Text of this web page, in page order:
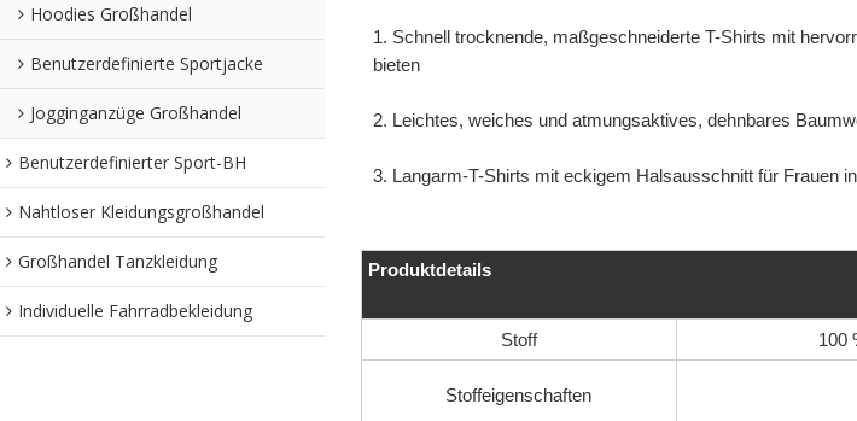
Hoodies Großhandel
Benutzerdefinierte Sportjacke
Jogginganzüge Großhandel
Benutzerdefinierter Sport-BH
Nahtloser Kleidungsgroßhandel
Großhandel Tanzkleidung
Individuelle Fahrradbekleidung
1. Schnell trocknende, maßgeschneiderte T-Shirts mit
bieten
2. Leichtes, weiches und atmungsaktives, dehnbares
3. Langarm-T-Shirts mit eckigem Halsausschnitt für Frauen
Produktdetails
Stoff 100
Stoffeigenschaften